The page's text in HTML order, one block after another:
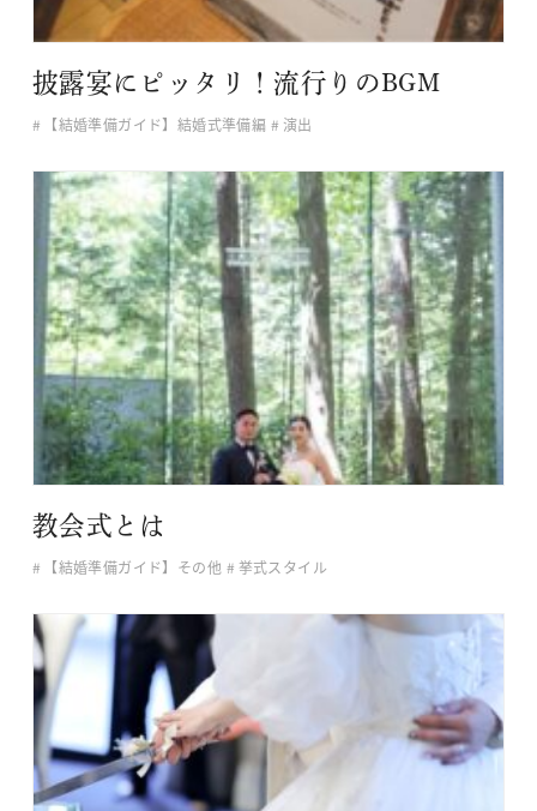
披露宴にピッタリ！流行りのBGM
【結婚準備ガイド】結婚式準備編 演出
教会式とは
【結婚準備ガイド】その他 挙式スタイル